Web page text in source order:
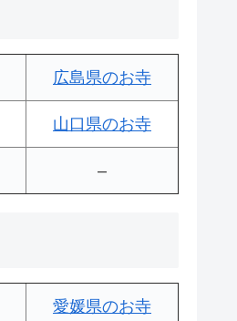
広島県のお寺
山口県のお寺
–
愛媛県のお寺